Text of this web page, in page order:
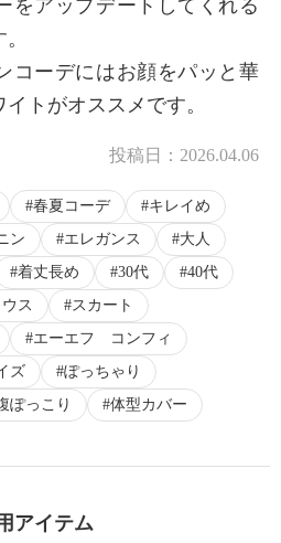
をアップデートしてくれる
コーデにはお顔をパッと華
トがオススメです。
投稿日： 2026.04.06
春夏コーデ
キレイめ
ン エレガンス
大人
着丈長め 30代
40代
ス
スカート
エーエフ コンフィ
ズ
ぽっちゃり
ぽっこり 体型カバー
アイテム